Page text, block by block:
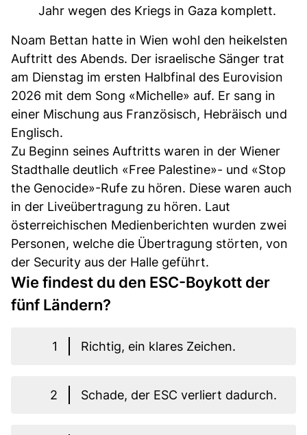
Jahr wegen des Kriegs in Gaza komplett.
Noam Bettan hatte in Wien wohl den heikelsten
Auftritt des Abends. Der israelische Sänger trat
am Dienstag im ersten Halbfinal des Eurovision
2026 mit dem Song «Michelle» auf. Er sang in
einer Mischung aus Französisch, Hebräisch und
Englisch.
Zu Beginn seines Auftritts waren in der Wiener
Stadthalle deutlich «Free Palestine»- und «Stop
the Genocide»-Rufe zu hören. Diese waren auch
in der Liveübertragung zu hören. Laut
österreichischen Medienberichten wurden zwei
Personen, welche die Übertragung störten, von
der Security aus der Halle geführt.
Wie findest du den ESC-Boykott der
fünf Ländern?
1 Richtig, ein klares Zeichen.
2 Schade, der ESC verliert dadurch.